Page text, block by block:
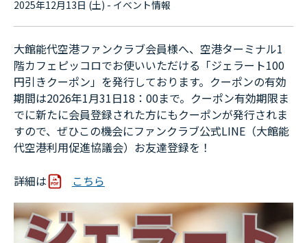
ズ
2025年12月13日 (土) - イベント情報
大館能代空港ファンクラブ会員様へ、空港ターミナル1
階カフェピッコロでお使いいただける「ジェラート100
円引きクーポン」を発行しております。 クーポンの有効
期間は2026年1月31日18：00まで。クーポン有効期限ま
でに新たに会員登録された方にもクーポンが発行されま
すので、ぜひこの機会にファンクラブ公式LINE（大館能
代空港利用促進協議会）お友達登録を！
詳細は こちら